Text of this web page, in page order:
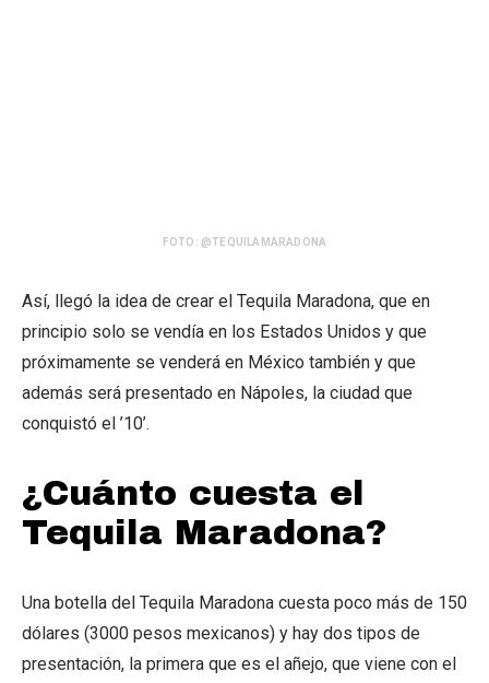
FOTO: @TEQUILAMARADONA
Así, llegó la idea de crear el Tequila Maradona, que en
principio solo se vendía en los Estados Unidos y que
próximamente se venderá en México también y que
además será presentado en Nápoles, la ciudad que
conquistó el ’10’.
¿Cuánto cuesta el
Tequila Maradona?
Una botella del Tequila Maradona cuesta poco más de 150
dólares (3000 pesos mexicanos) y hay dos tipos de
presentación, la primera que es el añejo, que viene con el